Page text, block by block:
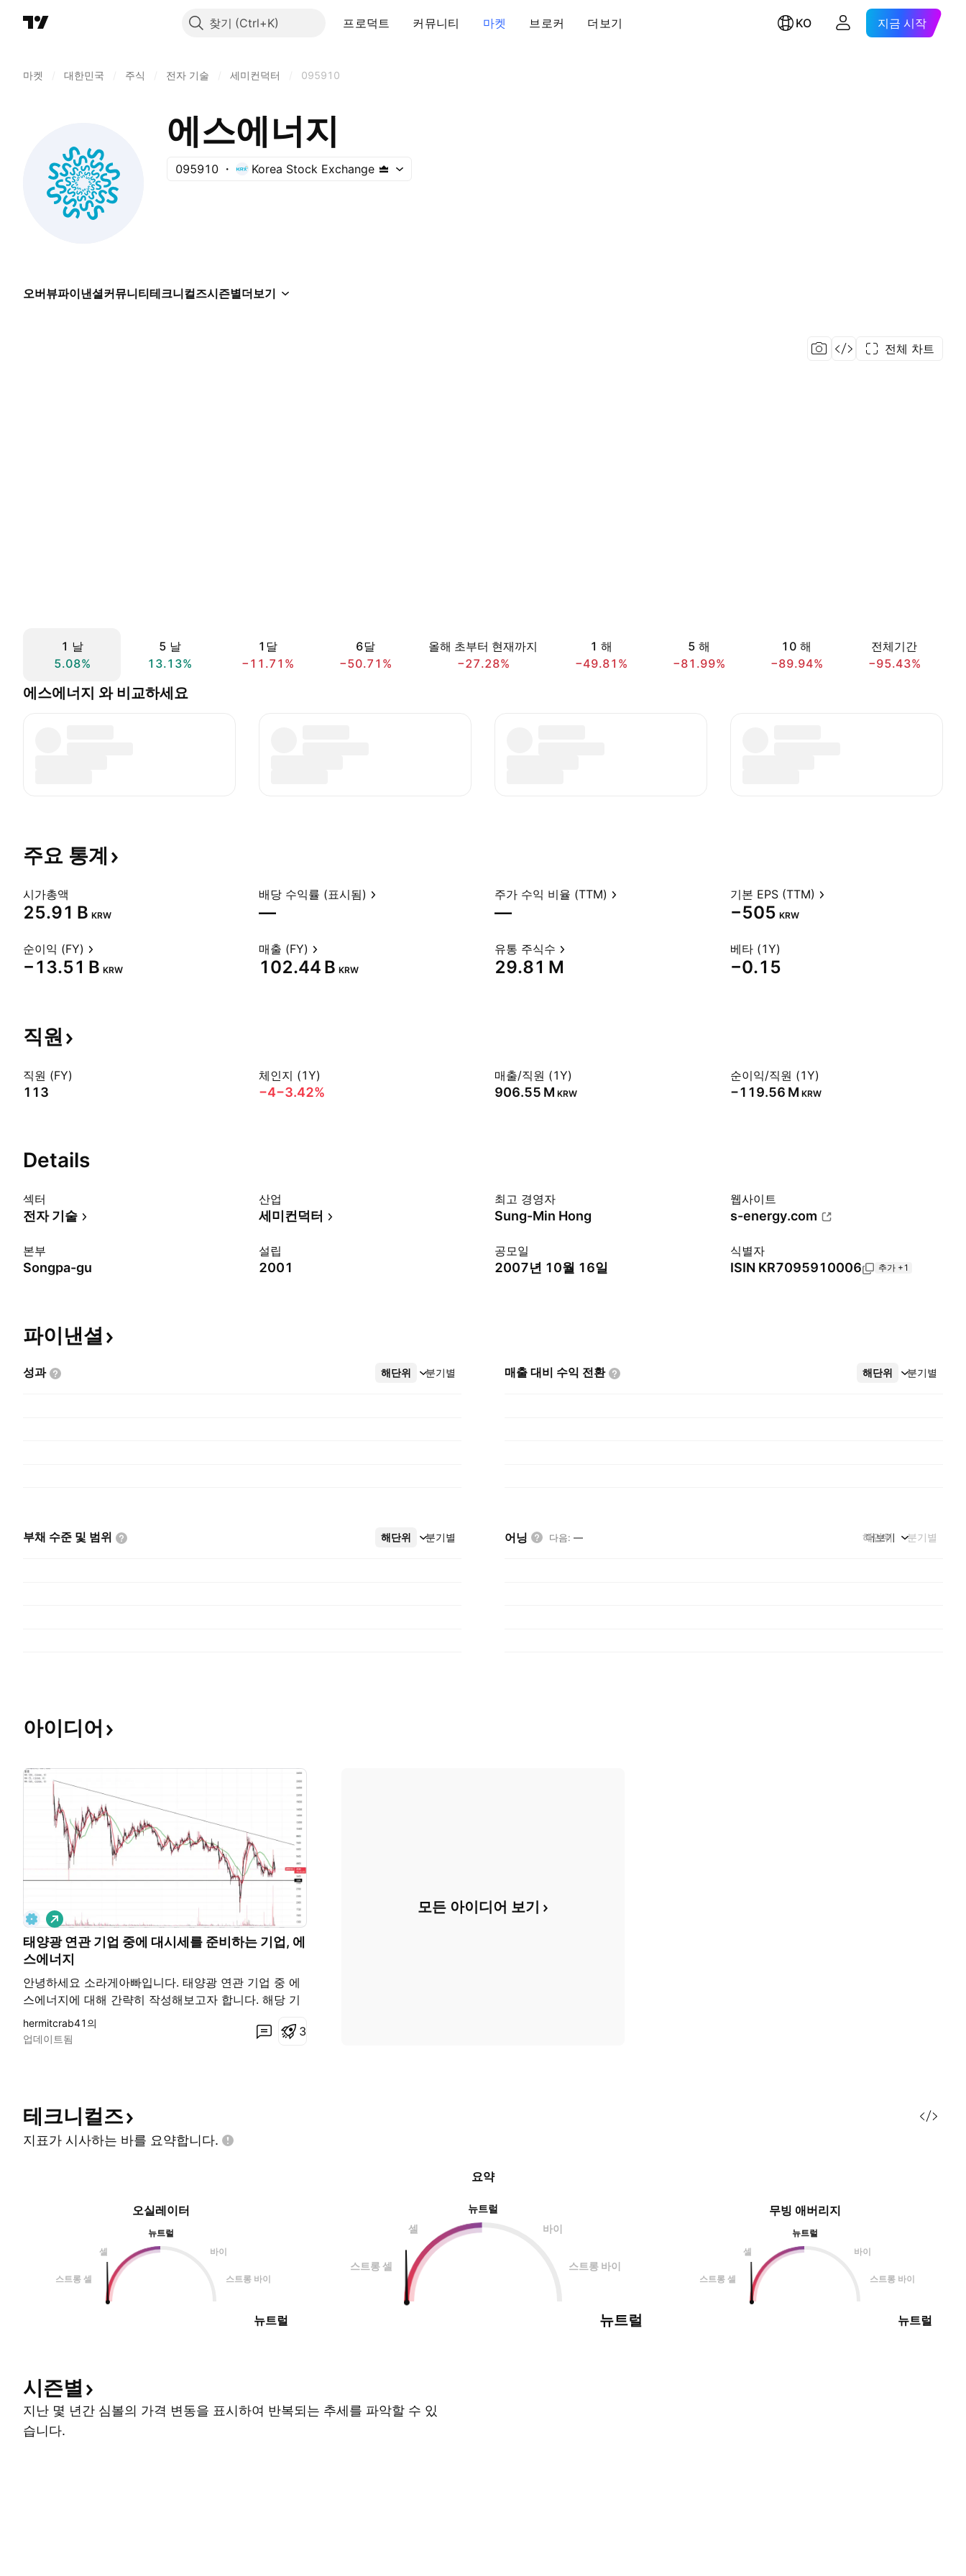
찾기 프로덕트 커뮤니티 마켓 브로커 더보기 KO 지금 시작
마켓 대한민국 주식 전자 기술 세미컨덕터 095910
에스에너지
095910 Korea Stock Exchange
오버뷰파이낸셜커뮤니티테크니컬즈시즌별더보기
전체 차트
1 날
5.08%
5 날
13.13%
1달
−11.71%
6달
−50.71%
올해 초부터 현재까지
−27.28%
1 해
−49.81%
5 해
−81.99%
10 해
−89.94%
전체기간
−95.43%
에스에너지 와 비교하세요
주요 통계
시가총액
‪25.91 B‬ KRW
배당 수익률 (표시됨)
—
주가 수익 비율 (TTM)
—
기본 EPS (TTM)
−505 KRW
순이익 (FY)
‪−13.51 B‬ KRW
매출 (FY)
‪102.44 B‬ KRW
유통 주식수
‪29.81 M‬
베타 (1Y)
−0.15
직원
직원 (FY)
113
체인지 (1Y)
−4−3.42%
매출/직원 (1Y)
‪906.55 M‬ KRW
순이익/직원 (1Y)
‪−119.56 M‬ KRW
Details
섹터
전자 기술
산업
세미컨덕터
최고 경영자
Sung-Min Hong
웹사이트
s-energy.com
본부
Songpa-gu
설립
2001
공모일
2007년 10월 16일
식별자
ISIN KR7095910006 추가 +1
파이낸셜
성과 해단위 분기별
더보기 매출 대비 수익 전환 해단위 분기별
더보기
부채 수준 및 범위 해단위 분기별
더보기 어닝 다음: — 해단위 분기별
더보기
아이디어
태양광 연관 기업 중에 대시세를 준비하는 기업, 에
스에너지
안녕하세요 소라게아빠입니다. 태양광 연관 기업 중 에
스에너지에 대해 간략히 작성해보고자 합니다. 해당 기
업은 태양광 모듈 제조 및 태양광 발전 시스템 설치를
영위하는 회사이며 국내 태양광 기업 중 최초로 코스닥
계속 확인해나가는 단계입니다. 가장 중요한 저점은 08
년 상장연도에 형성된 3220 라인이라고 생각하
롱
hermitcrab41의
업데이트됨
3
모든 아이디어 보기
테크니컬즈
지표가 시사하는 바를 요약합니다.
오실레이터
뉴트럴
셀
바이
스트롱 셀 스트롱 바이
뉴트럴
요약
뉴트럴
셀
바이
스트롱 셀 스트롱 바이
뉴트럴
무빙 애버리지
뉴트럴
셀
바이
스트롱 셀 스트롱 바이
뉴트럴
시즌별
지난 몇 년간 심볼의 가격 변동을 표시하여 반복되는 추세를 파악할 수 있
습니다.